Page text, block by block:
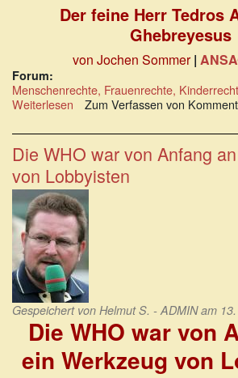
Der feine Herr Tedros
Ghebreyesus
von Jochen Sommer |
Forum:
Menschenrechte, Frauenrechte,
Weiterlesen über
Generaldirektor
und
“Godfather
of
Pandemic”
Zum Verfassen von
Die WHO war von Anfang
von Lobbyisten
Gespeichert von Helmut S. - ADMINam 13.
Die WHO war von
ein Werkzeug von